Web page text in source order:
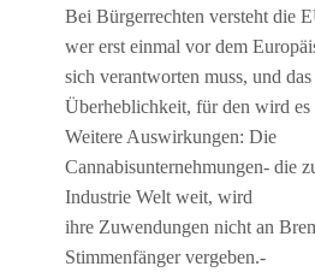
Bei Bürgerrechten versteht die
wer erst einmal vor dem
sich verantworten muss, und
Überheblichkeit, für den wird es
Weitere Auswirkungen: Die
Cannabisunternehmungen- die
Industrie Welt weit, wird
ihre Zuwendungen nicht an
Stimmenfänger vergeben.-